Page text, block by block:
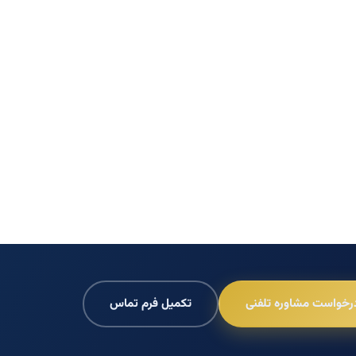
مشاوره تلفنی تکمیل فرم تماس